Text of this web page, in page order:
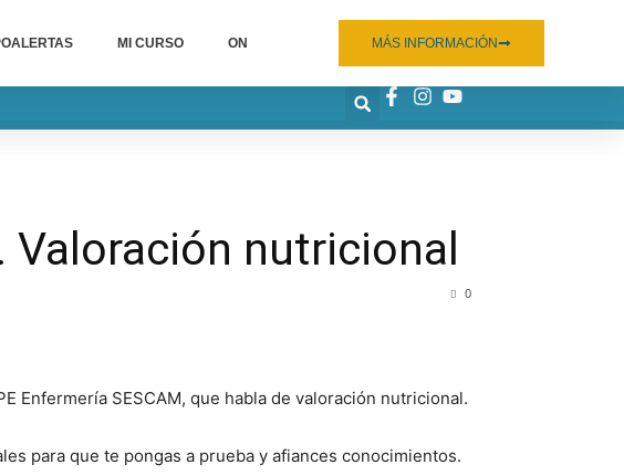
MI CURSO ON MÁS INFORMACIÓN
Valoración nutricional
0
Enfermería SESCAM, que habla de valoración nutricional.
para que te pongas a prueba y afiances conocimientos.